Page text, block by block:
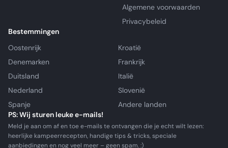
Algemene voorwaarden
Privacybeleid
Bestemmingen
Oostenrijk
Kroatië
Denemarken
Frankrijk
Duitsland
Italië
Nederland
Slovenië
Spanje
Andere landen
PS: Wij sturen leuke e-mails!
Meld je aan om af en toe e-mails te ontvangen die je echt wilt lezen:
heerlijke kampeerrecepten, handige tips & tricks, speciale
aanbiedingen en nog veel meer – geen spam. :)